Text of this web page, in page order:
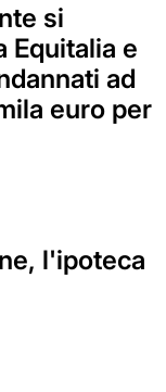
si
Equitalia e
ad
euro per
l'ipoteca